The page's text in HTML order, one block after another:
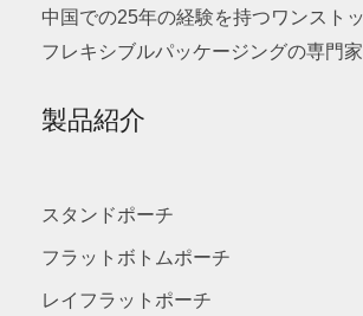
中国での25年の経験を持つワンスト
フレキシブルパッケージングの専門家
製品紹介
スタンドポーチ
フラットボトムポーチ
レイフラットポーチ